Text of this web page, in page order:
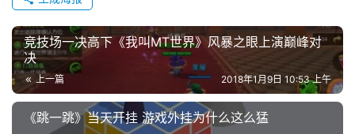
海
站
中
竞技场一决高下《我叫MT世界》风暴之眼上演巅峰对
决
上一篇 2018年1月9日 10:53 上午
《跳一跳》当天开挂 游戏外挂为什么这么猛